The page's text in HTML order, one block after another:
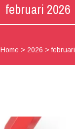
februari 2026
Home > 2026 >februari